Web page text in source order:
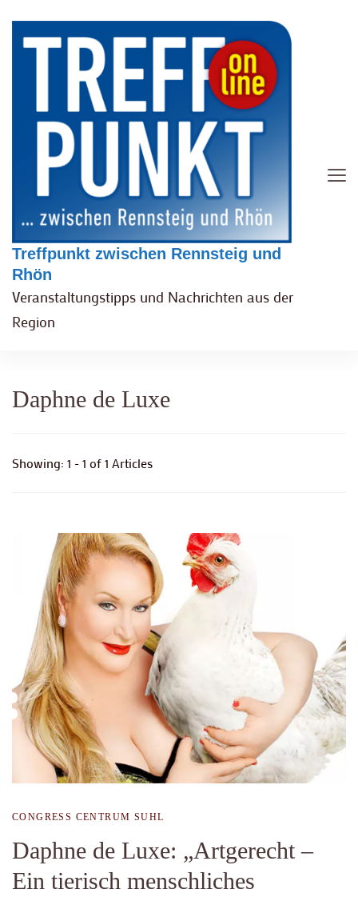
Treffpunkt zwischen Rennsteig und
Rhön
Veranstaltungstipps und Nachrichten aus der
Region
Daphne de Luxe
Showing: 1 - 1 of 1 Articles
CONGRESS CENTRUM SUHL
Daphne de Luxe: „Artgerecht –
Ein tierisch menschliches